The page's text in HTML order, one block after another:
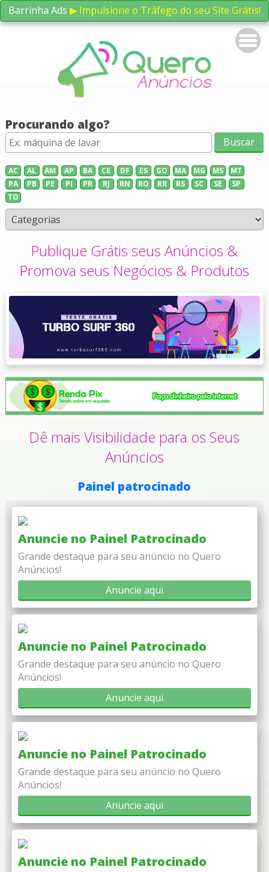
Barrinha Ads ▶ Impulsione o Tráfego do seu Site Grátis!
Procurando algo?
AC AL AM AP BA CE DF ES GO MA MG MS
MT
PA
PB PE PI PR RJ RN RO RR RS SC SE
SP
TO
Publique Grátis seus Anúncios &
Promova seus Negócios & Produtos
Dê mais Visibilidade para os Seus
Anúncios
Painel patrocinado
Anuncie no Painel Patrocinado
Grande destaque para seu anúncio no Quero
Anúncios!
Anuncie aqui
Anuncie no Painel Patrocinado
Grande destaque para seu anúncio no Quero
Anúncios!
Anuncie aqui
Anuncie no Painel Patrocinado
Grande destaque para seu anúncio no Quero
Anúncios!
Anuncie aqui
Anuncie no Painel Patrocinado